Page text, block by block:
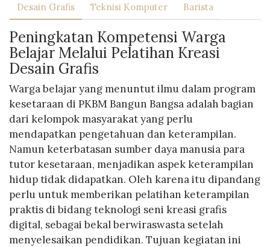
Desain Grafis Teknisi Komputer Barista
Peningkatan Kompetensi Warga
Belajar Melalui Pelatihan Kreasi
Desain Grafis
Warga belajar yang menuntut ilmu dalam program
kesetaraan di PKBM Bangun Bangsa adalah bagian
dari kelompok masyarakat yang perlu
mendapatkan pengetahuan dan keterampilan.
Namun keterbatasan sumber daya manusia para
tutor kesetaraan, menjadikan aspek keterampilan
hidup tidak didapatkan. Oleh karena itu dipandang
perlu untuk memberikan pelatihan keterampilan
praktis di bidang teknologi seni kreasi grafis
digital, sebagai bekal berwiraswasta setelah
menyelesaikan pendidikan. Tujuan kegiatan ini